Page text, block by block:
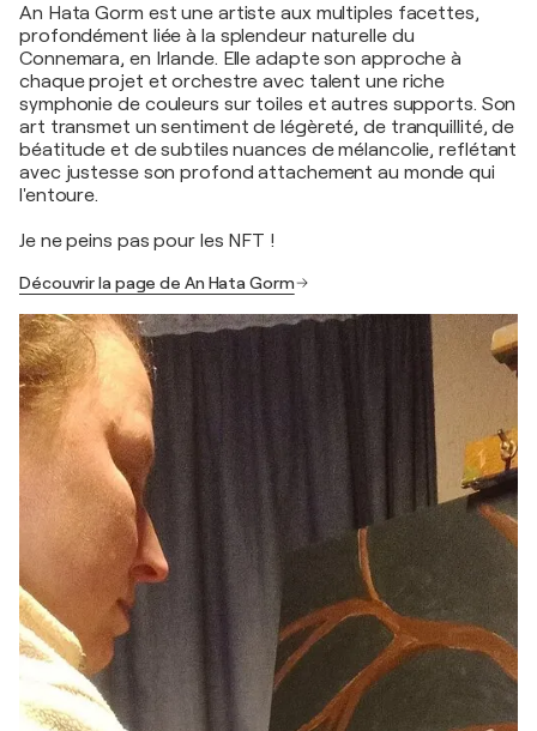
An Hata Gorm est une artiste aux multiples facettes,
profondément liée à la splendeur naturelle du
Connemara, en Irlande. Elle adapte son approche à
chaque projet et orchestre avec talent une riche
symphonie de couleurs sur toiles et autres supports. Son
art transmet un sentiment de légèreté, de tranquillité, de
béatitude et de subtiles nuances de mélancolie, reflétant
avec justesse son profond attachement au monde qui
l'entoure.
Je ne peins pas pour les NFT !
Découvrir la page de An Hata Gorm